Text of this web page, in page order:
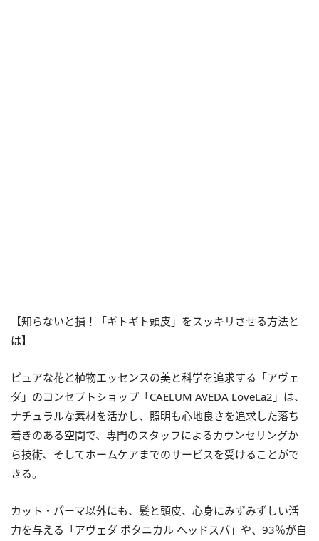
【知らないと損！「ギトギト頭皮」をスッキリさせる方法と
は】
ピュアな花と植物エッセンスの美と科学を追求する「アヴェ
ダ」のコンセプトショップ「CAELUM AVEDA LoveLa2」は、
ナチュラルな素材を活かし、照明も心地良さを追求した落ち
着きのある空間で、専門のスタッフによるカウンセリングか
ら技術、そしてホームケアまでのサービスを受けることがで
きる。
カット・パーマ以外にも、髪と頭皮、心身にみずみずしい活
力を与える「アヴェダ ボタニカル ヘッドスパ」や、93％が自